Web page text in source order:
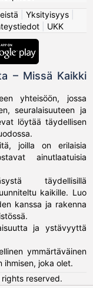
Yksityisyys|
UKK
– Missä Kaikki
yhteisöön, jossa
seuralaisuuteen ja
löytää täydellisen
joilla on erilaisia
ainutlaatuisia
täydellisillä
kaikille. Luo
kanssa ja rakenna
ja ystävyyttä
ymmärtäväinen
ihmisen, joka olet.
rights reserved.